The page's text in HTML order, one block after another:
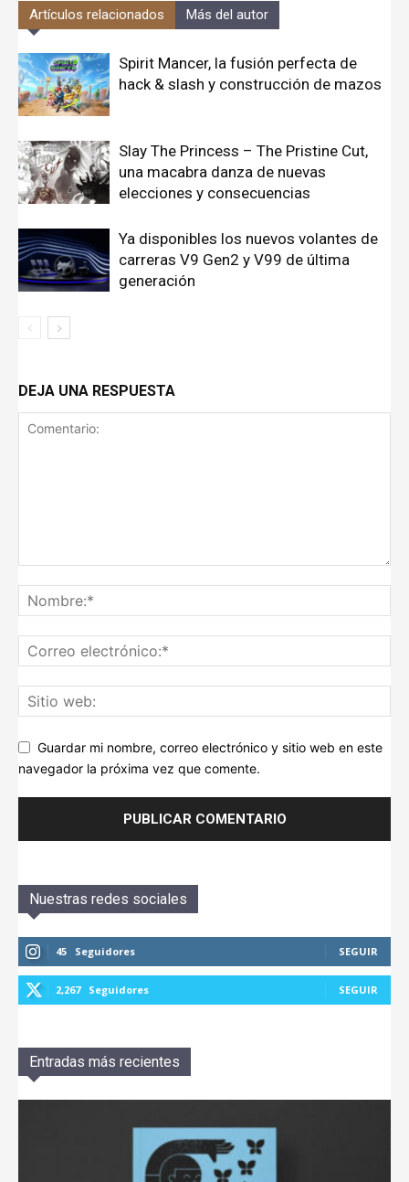
Artículos relacionados Más del autor
Spirit Mancer, la fusión perfecta de
hack & slash y construcción de mazos
Slay The Princess – The Pristine Cut,
una macabra danza de nuevas
elecciones y consecuencias
Ya disponibles los nuevos volantes de
carreras V9 Gen2 y V99 de última
generación
DEJA UNA RESPUESTA
Guardar mi nombre, correo electrónico y sitio web en este
navegador la próxima vez que comente.
Nuestras redes sociales
45 Seguidores SEGUIR
2,267 Seguidores SEGUIR
Entradas más recientes